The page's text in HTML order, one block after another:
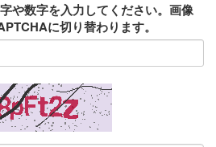
や数字を入力してください。画像
に切り替わります。